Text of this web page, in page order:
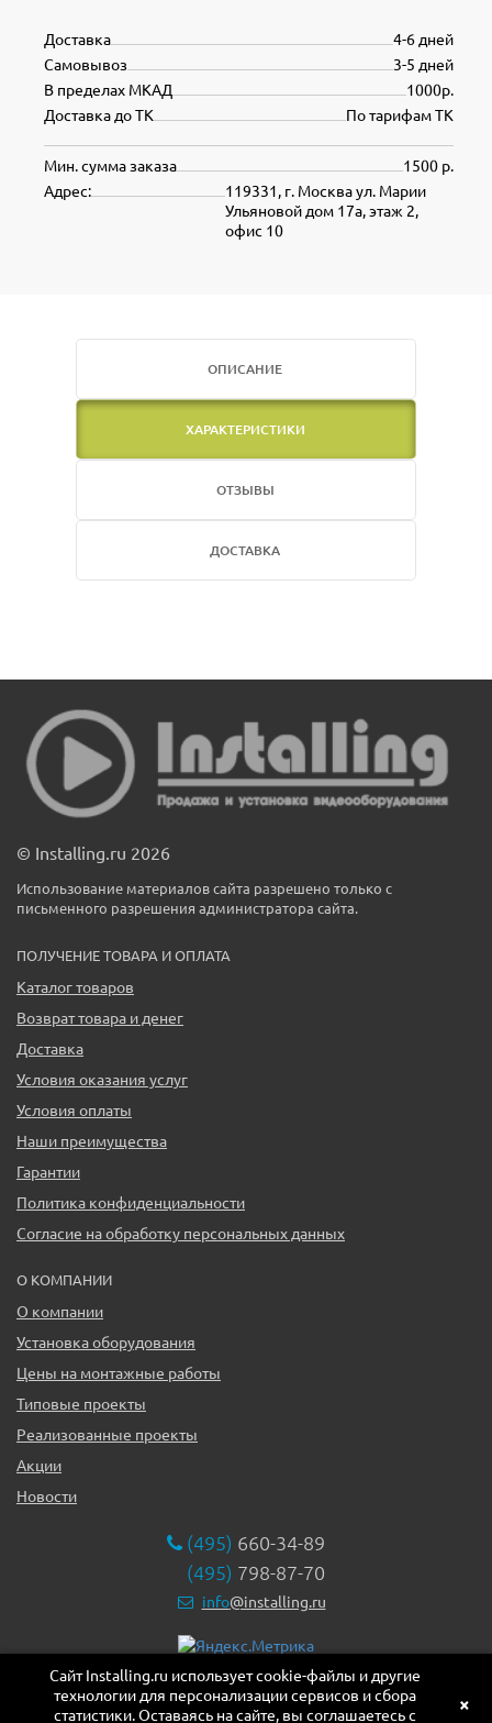
4-6 дней
Доставка
3-5 дней
Самовывоз
1000р.
В пределах МКАД
По тарифам ТК
Доставка до ТК
1500 р.
Мин. сумма заказа
119331, г. Москва ул. Марии
Ульяновой дом 17а, этаж 2,
офис 10
Адрес:
ОПИСАНИЕ
ХАРАКТЕРИСТИКИ
ОТЗЫВЫ
ДОСТАВКА
© Installing.ru 2026
Использование материалов сайта разрешено только с
письменного разрешения администратора сайта.
ПОЛУЧЕНИЕ ТОВАРА И ОПЛАТА
Каталог товаров
Возврат товара и денег
Доставка
Условия оказания услуг
Условия оплаты
Наши преимущества
Гарантии
Политика конфиденциальности
Согласие на обработку персональных данных
О КОМПАНИИ
О компании
Установка оборудования
Цены на монтажные работы
Типовые проекты
Реализованные проекты
Акции
Новости
(495) 660-34-89
(495) 798-87-70
info@installing.ru
119331, г. Москва ул. Марии Ульяновой дом 17а, этаж 2,
офис 10
Сайт Installing.ru использует cookie-файлы и другие
технологии для персонализации сервисов и сбора
статистики. Оставаясь на сайте, вы соглашаетесь с
×